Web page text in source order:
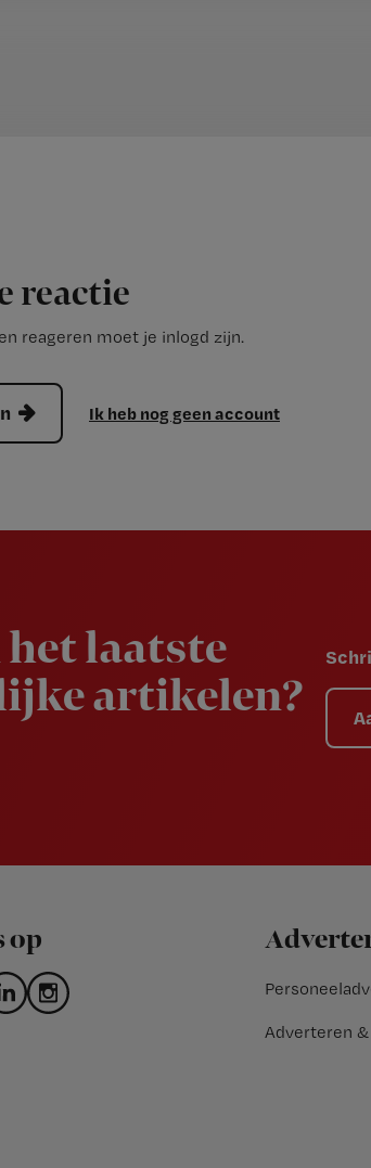
reactie
reageren moet je inlogd zijn.
Ik heb nog geen account
laatste
artikelen?
op
Adverteren